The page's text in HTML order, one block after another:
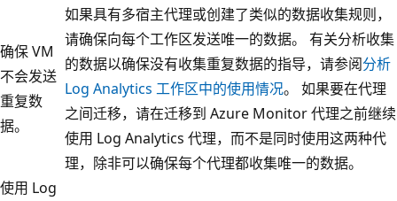
确保 VM
不会发送
重复数
据。
如果具有多宿主代理或创建了类似的数据收集规则，
请确保向每个工作区发送唯一的数据。 有关分析收集
的数据以确保没有收集重复数据的指导，请参阅分析
Log Analytics 工作区中的使用情况。 如果要在代理
之间迁移，请在迁移到 Azure Monitor 代理之前继续
使用 Log Analytics 代理，而不是同时使用这两种代
理，除非可以确保每个代理都收集唯一的数据。
使用 Log